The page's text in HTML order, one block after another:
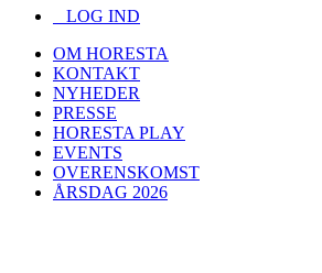
LOG IND
OM HORESTA
KONTAKT
NYHEDER
PRESSE
HORESTA PLAY
EVENTS
OVERENSKOMST
ÅRSDAG 2026